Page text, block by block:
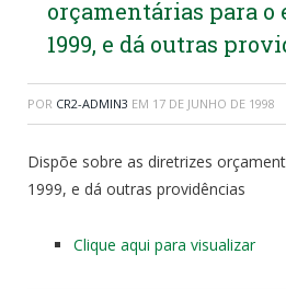
orçamentárias para o
1999, e dá outras
POR CR2-ADMIN3 EM 17 DE JUNHO DE 1998
Dispõe sobre as diretrizes
1999, e dá outras providências
Clique aqui para visualizar